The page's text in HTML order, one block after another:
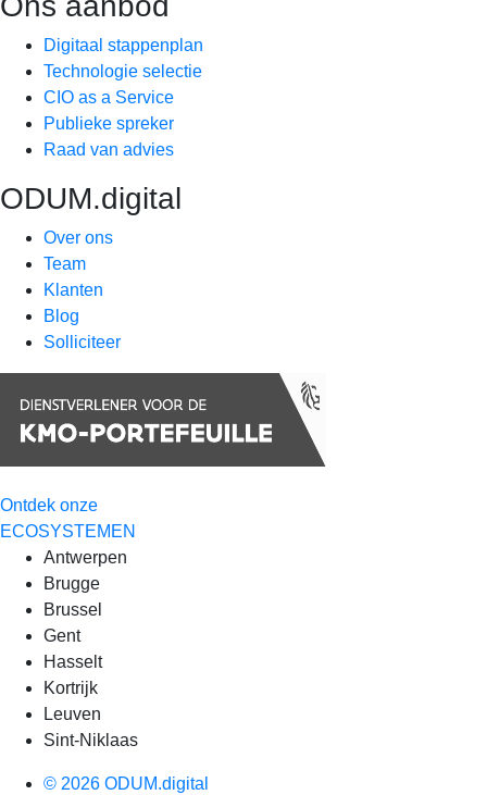
Digitaal stappenplan
Technologie selectie
CIO as a Service
Publieke spreker
Raad van advies
ODUM.digital
Over ons
Team
Klanten
Blog
Solliciteer
Ontdek onze
ECOSYSTEMEN
Antwerpen
Brugge
Brussel
Gent
Hasselt
Kortrijk
Leuven
Sint-Niklaas
© 2026 ODUM.digital